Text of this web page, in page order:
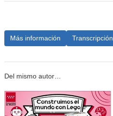
Más información Transcripción
Del mismo autor…